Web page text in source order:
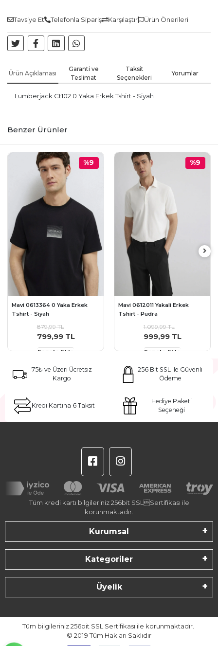
Tavsiye Et Telefonla Sipariş Karşılaştır Ürün Önerileri
Ürün Açıklaması
Garanti ve
Teslimat
Taksit
Seçenekleri
Yorumlar
Lumberjack Ct102 0 Yaka Erkek Tshirt - Siyah
Benzer Ürünler
%9
Mavi 0613364 0 Yaka Erkek
Tshirt - Siyah
879,99 TL
799,99 TL
Sepete Ekle
%9
Mavi 0612011 Yakali Erkek
Tshirt - Pudra
1.099,99 TL
999,99 TL
Sepete Ekle
75₺ ve Üzeri Ücretsiz
Kargo
256 Bit SSL ile Güvenli
Ödeme
Kredi Kartına 6 Taksit
Hediye Paketi
Seçeneği
Tüm kredi kartı bilgileriniz 256bit SSLSertifikası ile
korunmaktadır.
Kurumsal
Kategoriler
Üyelik
Tüm bilgileriniz 256bit SSL Sertifikası ile korunmaktadır.
© 2019Tüm Hakları Saklıdır